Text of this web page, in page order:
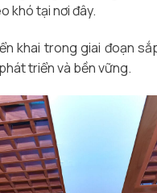
khó tại nơi đây.
khai trong giai đoạn
triển và bền vững.